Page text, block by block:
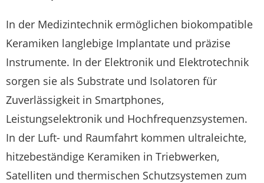
In der Medizintechnik ermöglichen biokompatible
Keramiken langlebige Implantate und präzise
Instrumente. In der Elektronik und Elektrotechnik
sorgen sie als Substrate und Isolatoren für
Zuverlässigkeit in Smartphones,
Leistungselektronik und Hochfrequenzsystemen.
In der Luft- und Raumfahrt kommen ultraleichte,
hitzebeständige Keramiken in Triebwerken,
Satelliten und thermischen Schutzsystemen zum